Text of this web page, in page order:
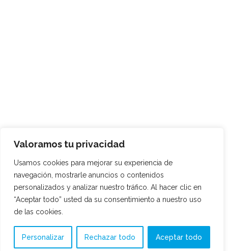
Valoramos tu privacidad
Usamos cookies para mejorar su experiencia de
navegación, mostrarle anuncios o contenidos
personalizados y analizar nuestro tráfico. Al hacer clic en
“Aceptar todo” usted da su consentimiento a nuestro uso
de las cookies.
Personalizar Rechazar todo Aceptar todo